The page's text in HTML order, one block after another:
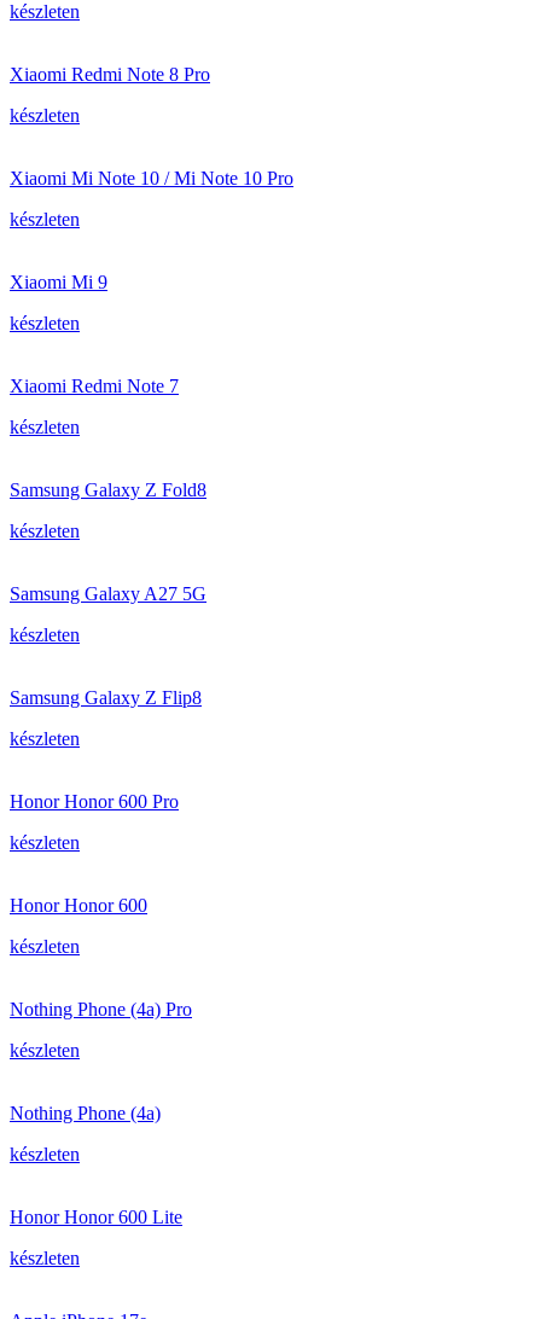
készleten
Xiaomi Redmi Note 8 Pro
készleten
Xiaomi Mi Note 10 / Mi Note 10 Pro
készleten
Xiaomi Mi 9
készleten
Xiaomi Redmi Note 7
készleten
Samsung Galaxy Z Fold8
készleten
Samsung Galaxy A27 5G
készleten
Samsung Galaxy Z Flip8
készleten
Honor Honor 600 Pro
készleten
Honor Honor 600
készleten
Nothing Phone (4a) Pro
készleten
Nothing Phone (4a)
készleten
Honor Honor 600 Lite
készleten